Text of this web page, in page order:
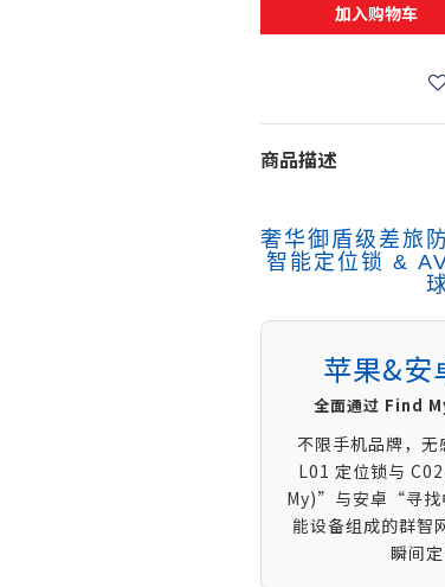
加入购物车
商品描述
奢华御盾级差旅
智能定位锁 &
苹果&安
全面通过 Find
不限手机品牌，
L01 定位锁与
My)”与安卓“寻找
能设备组成的群智
瞬间